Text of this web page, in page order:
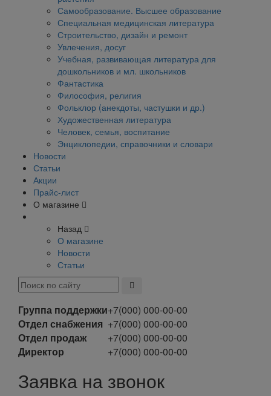
Самообразование. Высшее образование
Специальная медицинская литература
Строительство, дизайн и ремонт
Увлечения, досуг
Учебная, развивающая литература для
дошкольников и мл. школьников
Фантастика
Философия, религия
Фольклор (анекдоты, частушки и др.)
Художественная литература
Человек, семья, воспитание
Энциклопедии, справочники и словари
Новости
Статьи
Акции
Прайс-лист
О магазине
Назад
О магазине
Новости
Статьи
Группа поддержки+7(000) 000-00-00
Отдел снабжения +7(000) 000-00-00
Отдел продаж
+7(000) 000-00-00
Директор
+7(000) 000-00-00
Заявка на звонок